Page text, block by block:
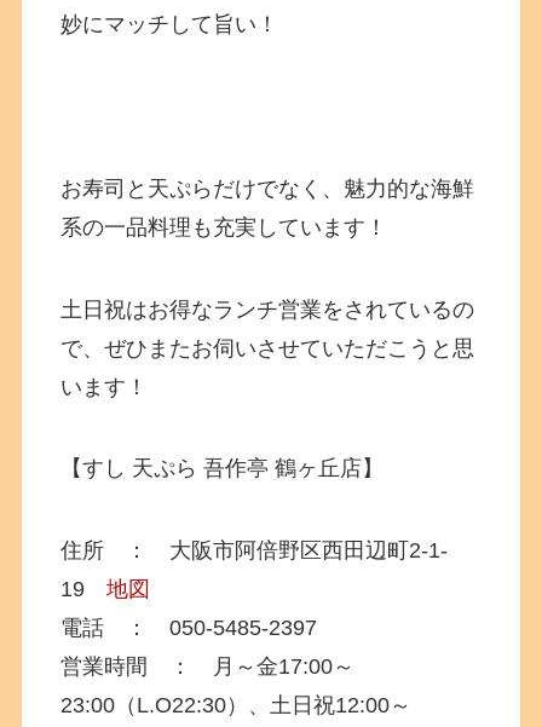
妙にマッチして旨い！
お寿司と天ぷらだけでなく、魅力的な海鮮
系の一品料理も充実しています！
土日祝はお得なランチ営業をされているの
で、ぜひまたお伺いさせていただこうと思
います！
【すし 天ぷら 吾作亭 鶴ヶ丘店】
住所 ： 大阪市阿倍野区西田辺町2-1-
19地図
電話 ：050-5485-2397
営業時間 ： 月～金17:00～
23:00（L.O22:30）、土日祝12:00～